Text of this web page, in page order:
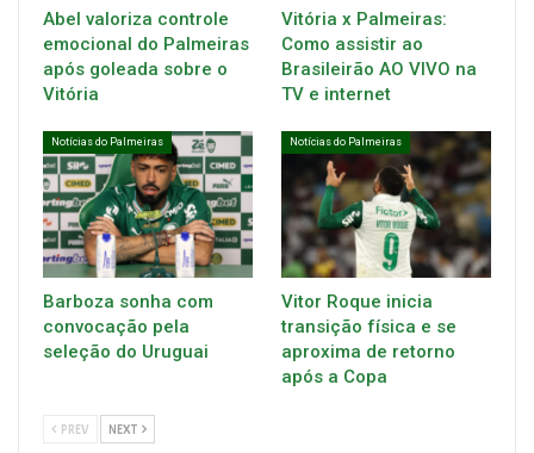
Abel valoriza controle
emocional do Palmeiras
após goleada sobre o
Vitória
Vitória x Palmeiras:
Como assistir ao
Brasileirão AO VIVO na
TV e internet
Notícias do Palmeiras
Barboza sonha com
convocação pela
seleção do Uruguai
Notícias do Palmeiras
Vitor Roque inicia
transição física e se
aproxima de retorno
após a Copa
PREV NEXT